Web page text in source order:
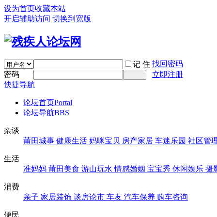
设为首页收藏本站
开启辅助访问 切换到宽版
记 住 找回密码
密码
立即注册
快捷导航
论坛首页Portal
论坛导航BBS
杂谈
莆田城事 健康生活 妈咪宝贝 房产家居 车迷乐园 社区管
生活
准妈妈 莆田美食 游山玩水 情感婚姻 宝宝秀 休闲娱乐 摄
消费
亲子 家居装饰 谈房论市 车友 汽车保养 购车咨询
便民